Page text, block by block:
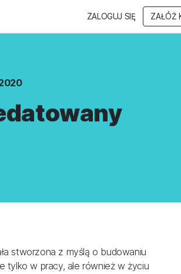
ZALOGUJ SIĘ ZAŁÓŻ
stworzona z myślą o budowaniu
tylko w pracy, ale również w życiu